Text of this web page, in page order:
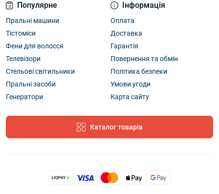
Популярне
Пральні машини
Тістоміси
Фени для волосся
Телевізори
Стельові світильники
Пральні засоби
Генератори
Інформація
Оплата
Доставка
Гарантія
Повернення та обмін
Політика безпеки
Умови угоди
Карта сайту
Каталог товарів